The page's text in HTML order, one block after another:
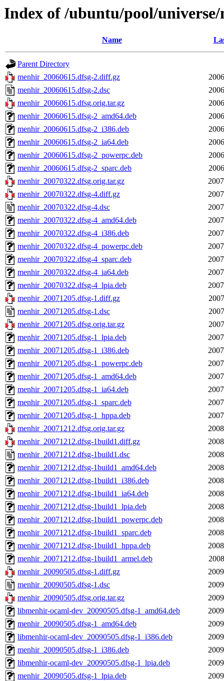
Index of /ubuntu/pool/
Name
Parent Directory
menhir_20060615.dfsg-2.diff.gz
menhir_20060615.dfsg-2.dsc
menhir_20060615.dfsg.orig.tar.gz
menhir_20060615.dfsg-2_amd64.deb
menhir_20060615.dfsg-2_i386.deb
menhir_20060615.dfsg-2_ia64.deb
menhir_20060615.dfsg-2_powerpc.deb
menhir_20060615.dfsg-2_sparc.deb
menhir_20070322.dfsg.orig.tar.gz
menhir_20070322.dfsg-4.diff.gz
menhir_20070322.dfsg-4.dsc
menhir_20070322.dfsg-4_amd64.deb
menhir_20070322.dfsg-4_i386.deb
menhir_20070322.dfsg-4_powerpc.deb
menhir_20070322.dfsg-4_sparc.deb
menhir_20070322.dfsg-4_ia64.deb
menhir_20070322.dfsg-4_lpia.deb
menhir_20071205.dfsg-1.diff.gz
menhir_20071205.dfsg-1.dsc
menhir_20071205.dfsg.orig.tar.gz
menhir_20071205.dfsg-1_lpia.deb
menhir_20071205.dfsg-1_i386.deb
menhir_20071205.dfsg-1_powerpc.deb
menhir_20071205.dfsg-1_amd64.deb
menhir_20071205.dfsg-1_ia64.deb
menhir_20071205.dfsg-1_sparc.deb
menhir_20071205.dfsg-1_hppa.deb
menhir_20071212.dfsg.orig.tar.gz
menhir_20071212.dfsg-1build1.diff.gz
menhir_20071212.dfsg-1build1.dsc
menhir_20071212.dfsg-1build1_amd64.deb
menhir_20071212.dfsg-1build1_i386.deb
menhir_20071212.dfsg-1build1_ia64.deb
menhir_20071212.dfsg-1build1_lpia.deb
menhir_20071212.dfsg-1build1_powerpc.deb
menhir_20071212.dfsg-1build1_sparc.deb
menhir_20071212.dfsg-1build1_hppa.deb
menhir_20071212.dfsg-1build1_armel.deb
menhir_20090505.dfsg-1.diff.gz
menhir_20090505.dfsg-1.dsc
menhir_20090505.dfsg.orig.tar.gz
libmenhir-ocaml-dev_20090505.dfsg-1_amd64.deb
menhir_20090505.dfsg-1_amd64.deb
libmenhir-ocaml-dev_20090505.dfsg-1_i386.deb
menhir_20090505.dfsg-1_i386.deb
libmenhir-ocaml-dev_20090505.dfsg-1_lpia.deb
menhir_20090505.dfsg-1_lpia.deb